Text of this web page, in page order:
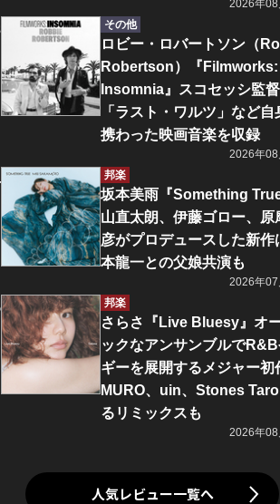
2026年08
その他
ロビー・ロバートソン（
Robertson）『Filmworks:
Insomnia』スコセッシ監
「ラスト・ワルツ」など自
携わった映画音楽を収録
2026年08
邦楽
坂本美雨『Something
山直太朗、伊藤ゴロー、原
彦がプロデュースした新作
本龍一との父娘共演も
2026年07
邦楽
さらさ『Live Bluesy』オ
ックなアンサンブルで
ギーを展開するメジャー
MURO、uin、Stones Taro
るリミックスも
2026年08
人気レビュー一覧へ